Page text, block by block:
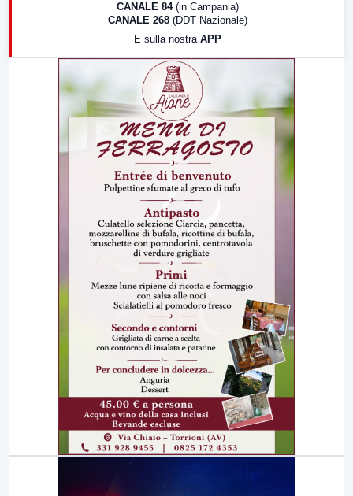
CANALE 84 (in Campania)
CANALE 268 (DDT Nazionale)
E sulla nostra APP